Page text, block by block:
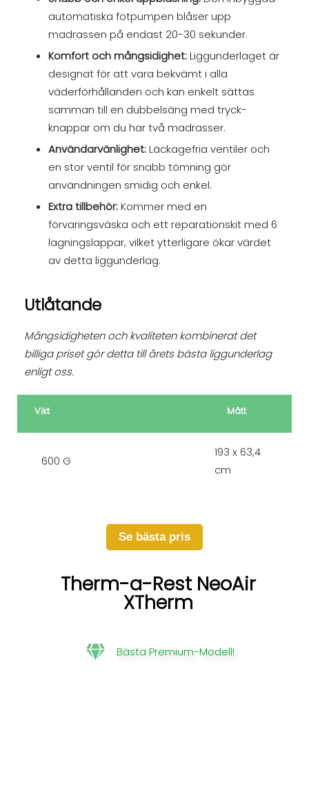
automatiska fotpumpen blåser upp
madrassen på endast 20-30 sekunder.
Komfort och mångsidighet:Liggunderlaget är
designat för att vara bekvämt i alla
väderförhållanden och kan enkelt sättas
samman till en dubbelsäng med tryck-
knappar om du har två madrasser.
Användarvänlighet:Läckagefria ventiler och
en stor ventil för snabb tömning gör
användningen smidig och enkel.
Extra tillbehör:Kommer med en
förvaringsväska och ett reparationskit med 6
lagningslappar, vilket ytterligare ökar värdet
av detta liggunderlag.
Utlåtande
Mångsidigheten och kvaliteten kombinerat det
billiga priset gör detta till årets bästa liggunderlag
enligt oss.
Vikt Mått
600 G
193 x 63,4
cm
Se bästa pris
Therm-a-Rest NeoAir
XTherm
Bästa Premium-Modell!